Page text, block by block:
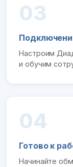
03
Настроим
и обучим
04
Готово к
Начинайте